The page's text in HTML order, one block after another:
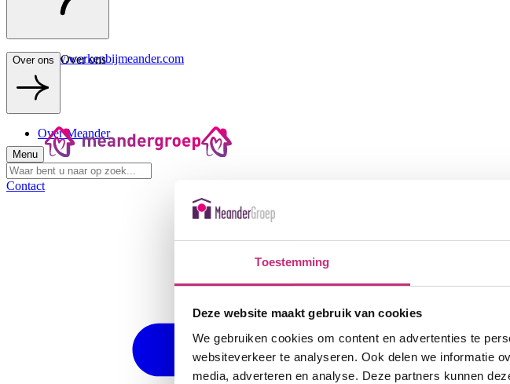
Toestemming
Deze website maakt gebruik van cookies
We gebruiken cookies om content en advertenties te
websiteverkeer te analyseren. Ook delen we informatie
media, adverteren en analyse. Deze partners kunnen
www.werkenbijmeander.com
Over ons Over ons
Over Meander
Menu
Contact